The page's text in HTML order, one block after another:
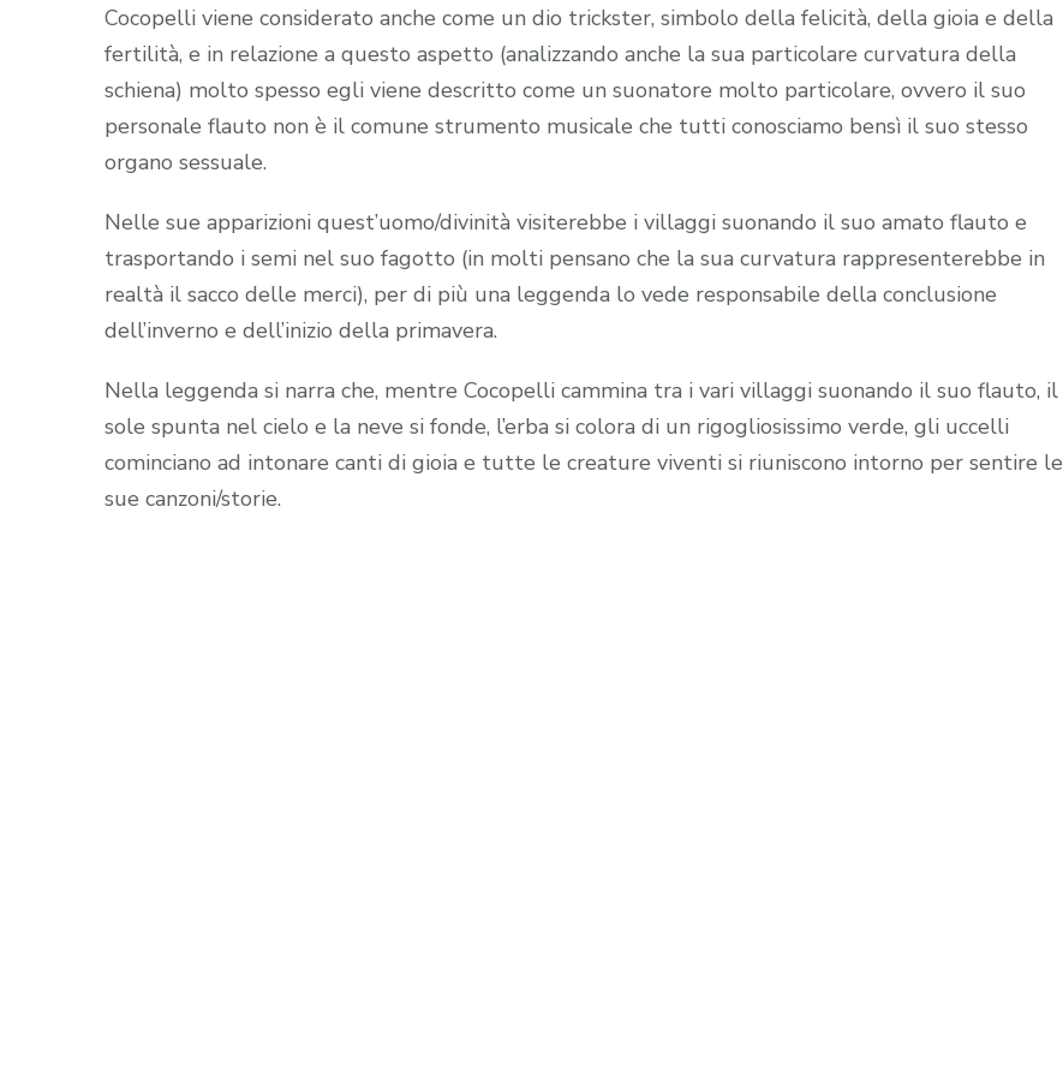
Cocopelli viene considerato anche come un dio trickster, simbolo della felicità, della gioia e della
fertilità, e in relazione a questo aspetto (analizzando anche la sua particolare curvatura della
schiena) molto spesso egli viene descritto come un suonatore molto particolare, ovvero il suo
personale flauto non è il comune strumento musicale che tutti conosciamo bensì il suo stesso
organo sessuale.
Nelle sue apparizioni quest’uomo/divinità visiterebbe i villaggi suonando il suo amato flauto e
trasportando i semi nel suo fagotto (in molti pensano che la sua curvatura rappresenterebbe in
realtà il sacco delle merci), per di più una leggenda lo vede responsabile della conclusione
dell’inverno e dell’inizio della primavera.
Nella leggenda si narra che, mentre Cocopelli cammina tra i vari villaggi suonando il suo flauto, il
sole spunta nel cielo e la neve si fonde, l’erba si colora di un rigogliosissimo verde, gli uccelli
cominciano ad intonare canti di gioia e tutte le creature viventi si riuniscono intorno per sentire le
sue canzoni/storie.